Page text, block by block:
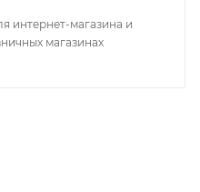
интернет-магазина и
магазинах